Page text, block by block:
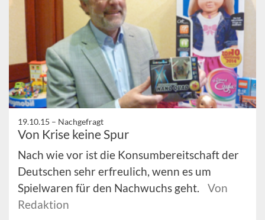
19.10.15 – Nachgefragt
Von Krise keine Spur
Nach wie vor ist die Konsumbereitschaft der
Deutschen sehr erfreulich, wenn es um
Spielwaren für den Nachwuchs geht.
Von
Redaktion